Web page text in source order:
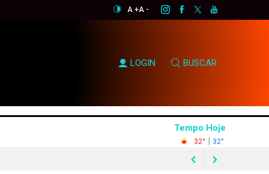
A +A -
LOGIN BUSCAR
Tempo Hoje
32° | 32°